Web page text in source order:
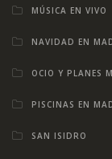
MÚSICA EN VIVO
NAVIDAD EN
OCIO Y PLANES
PISCINAS EN
SAN ISIDRO